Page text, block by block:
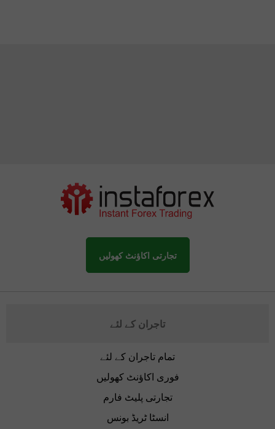
تجارتی اکاؤنٹ کھولیں
تاجران کے لئے
تمام تاجران کے لئے
فوری اکاؤنٹ کھولیں
تجارتی پلیٹ فارم
انسٹا ٹریڈ بونس